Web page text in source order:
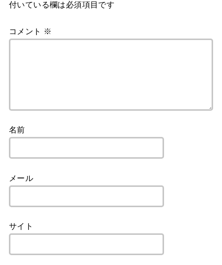
付いている欄は必須項目です
コメント ※
名前
メール
サイト